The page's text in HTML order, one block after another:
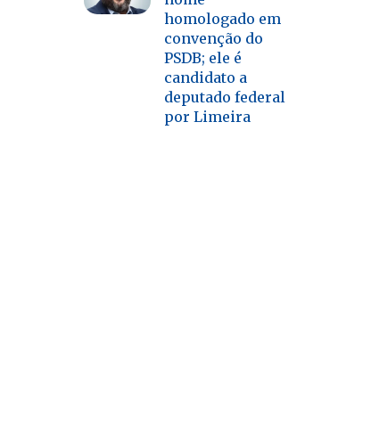
homologado em
convenção do
PSDB; ele é
candidato a
deputado federal
por Limeira